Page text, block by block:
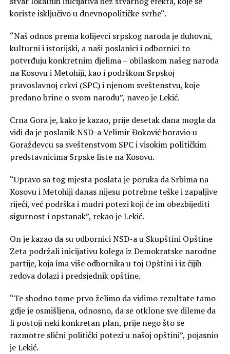
koriste isključivo u dnevnopolitičke svrhe“.
“Naš odnos prema kolijevci srpskog naroda je duhovni,
kulturni i istorijski, a naši poslanici i odbornici to
potvrđuju konkretnim djelima – obilaskom našeg naroda
na Kosovu i Metohiji, kao i podrškom Srpskoj
pravoslavnoj crkvi (SPC) i njenom sveštenstvu, koje
predano brine o svom narodu”, naveo je Lekić.
Crna Gora je, kako je kazao, prije desetak dana mogla da
vidi da je poslanik NSD-a Velimir Đoković boravio u
Goraždevcu sa sveštenstvom SPC i visokim političkim
predstavnicima Srpske liste na Kosovu.
“Upravo sa tog mjesta poslata je poruka da Srbima na
Kosovu i Metohiji danas nijesu potrebne teške i zapaljive
riječi, već podrška i mudri potezi koji će im obezbijediti
sigurnost i opstanak”, rekao je Lekić.
On je kazao da su odbornici NSD-a u Skupštini Opštine
Zeta podržali inicijativu kolega iz Demokratske narodne
partije, koja ima više odbornika u toj Opštini i iz čijih
redova dolazi i predsjednik opštine.
“Te shodno tome prvo želimo da vidimo rezultate tamo
gdje je osmišljena, odnosno, da se otklone sve dileme da
li postoji neki konkretan plan, prije nego što se
razmotre slični politički potezi u našoj opštini”, pojasnio
je Lekić.